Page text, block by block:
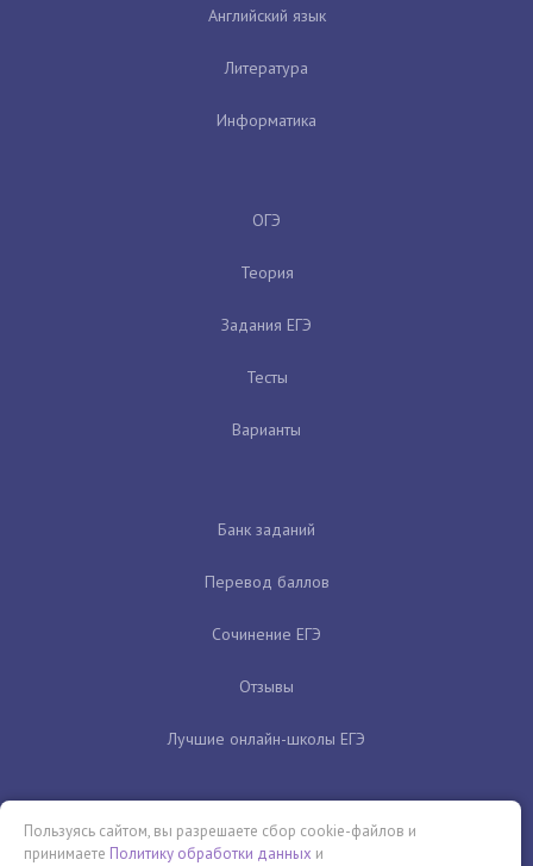
Английский язык
Литература
Информатика
ОГЭ
Теория
Задания ЕГЭ
Тесты
Варианты
Банк заданий
Перевод баллов
Сочинение ЕГЭ
Отзывы
Лучшие онлайн-школы ЕГЭ
Пользуясь сайтом, вы разрешаете сбор cookie-файлов и
принимаете Политику обработки данных и